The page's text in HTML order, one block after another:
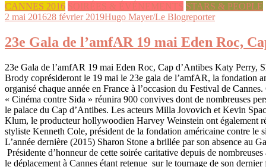
CANNES 2016 SOIRÉES & ÉVÉNEMENTS STARS & PEOPLE
2 mai 201628 février 2019Hugo Mayer/Le Blogreporter
23e Gala de l’amfAR 19 mai Eden Roc,
23e Gala de l’amfAR 19 mai Eden Roc, Cap d’Antibes Katy Perry,
Brody coprésideront le 19 mai le 23e gala de l’amfAR, la fondation
organisé chaque année en France à l’occasion du Festival de
« Cinéma contre Sida » réunira 900 convives dont de nombreuses
le palace du Cap d’Antibes. Les acteurs Milla Jovovich et Kevin
Klum, le producteur hollywoodien Harvey Weinstein ont également
styliste Kenneth Cole, président de la fondation américaine contre le
L’année dernière (2015) Sharon Stone a brillée par son absence au
Présidente d’honneur de cette soirée caritative depuis de
le déplacement à Cannes étant retenue sur le tournage de son